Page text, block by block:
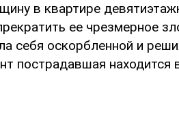
в квартире
ее чрезмерное
себя оскорбленной и
пострадавшая находится